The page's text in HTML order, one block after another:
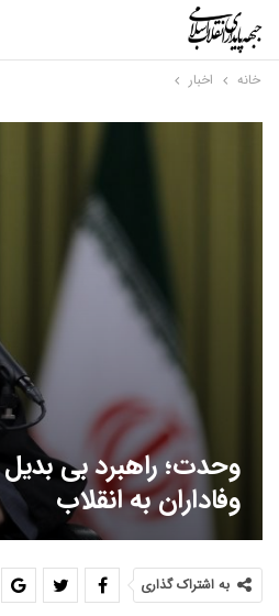
خانه اخبار
وحدت؛ راهبرد بی
وفاداران به انقلاب
به اشتراک گذاری